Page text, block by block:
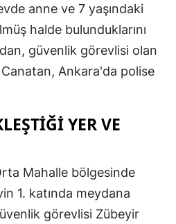
anne ve 7 yaşındaki
halde bulunduklarını
güvenlik görevlisi olan
Ankara'da polise
YER VE
Mahalle bölgesinde
1. katında meydana
görevlisi Zübeyir